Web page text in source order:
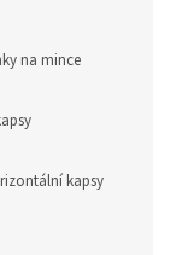
na mince
kapsy